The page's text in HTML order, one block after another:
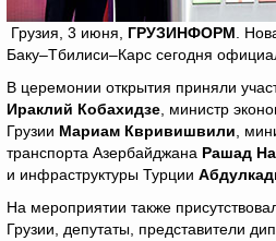
Грузия, 3 июня, ГРУЗИНФОРМ .
Баку–Тбилиси–Карс сегодня
В церемонии открытия приняли
Ираклий Кобахидзе , министр
Грузии Мариам Квривишвили ,
транспорта Азербайджана Рашад
и инфраструктуры Турции
На мероприятии также
Грузии, депутаты, представители